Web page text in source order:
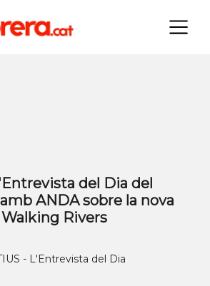
×
del Dia del
ANDA sobre la nova
Rivers
- L'Entrevista del Dia